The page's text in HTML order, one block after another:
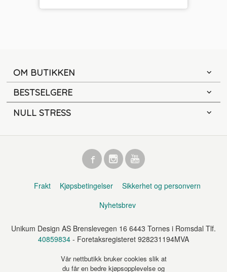
OM BUTIKKEN
BESTSELGERE
NULL STRESS
Frakt Kjøpsbetingelser
Sikkerhet og personvern
Nyhetsbrev
Unikum Design AS Brenslevegen 16 6443 Tornes i Romsdal Tlf.
40859834 - Foretaksregisteret 928231194MVA
Vår nettbutikk bruker cookies slik at
du får en bedre kjøpsopplevelse og